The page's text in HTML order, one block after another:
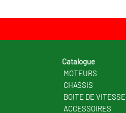
Catalogue
MOTEURS
CHASSIS
BOITE DE VITESSE
ACCESSOIRES